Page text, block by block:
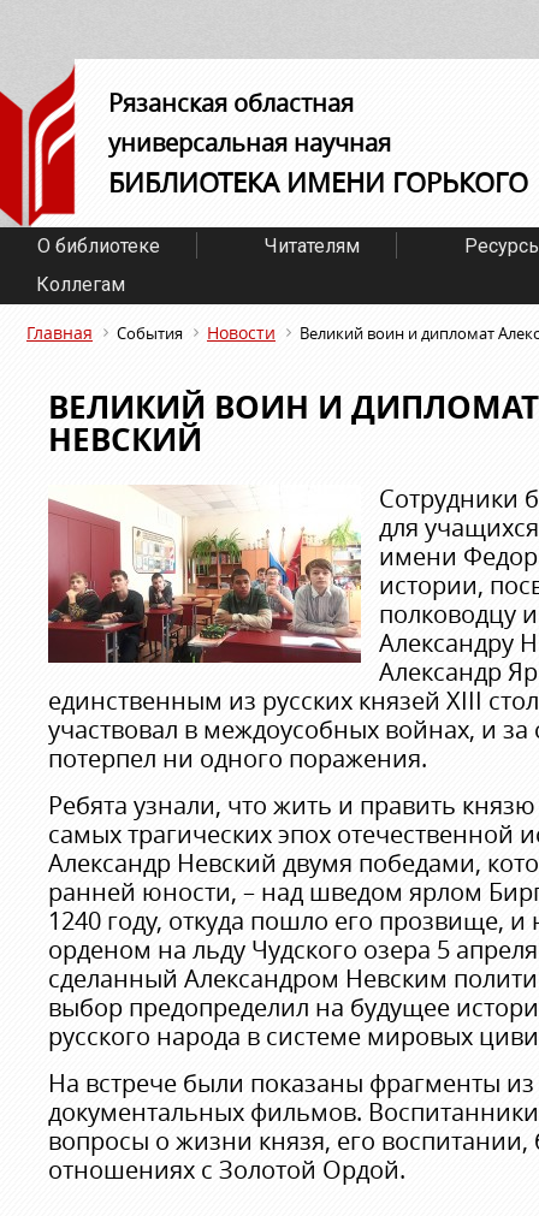
Рязанская областная
универсальная научная
БИБЛИОТЕКА ИМЕНИ ГОРЬКОГО
О библиотеке Читателям
Коллегам
Главная События Новости Великий воин и дипломат
ВЕЛИКИЙ ВОИН И
НЕВСКИЙ
Сотрудники
для
имени
истории,
полководцу
Александру
Александр
единственным из русских князей XIII
участвовал в междоусобных войнах, и
потерпел ни одного поражения.
Ребята узнали, что жить и править
самых трагических эпох отечественной
Александр Невский двумя победами,
ранней юности, – над шведом ярлом
1240 году, откуда пошло его прозвище,
орденом на льду Чудского озера 5
сделанный Александром Невским
выбор предопределил на будущее
русского народа в системе мировых
На встрече были показаны фрагменты
документальных фильмов.
вопросы о жизни князя, его воспитании,
отношениях с Золотой Ордой.